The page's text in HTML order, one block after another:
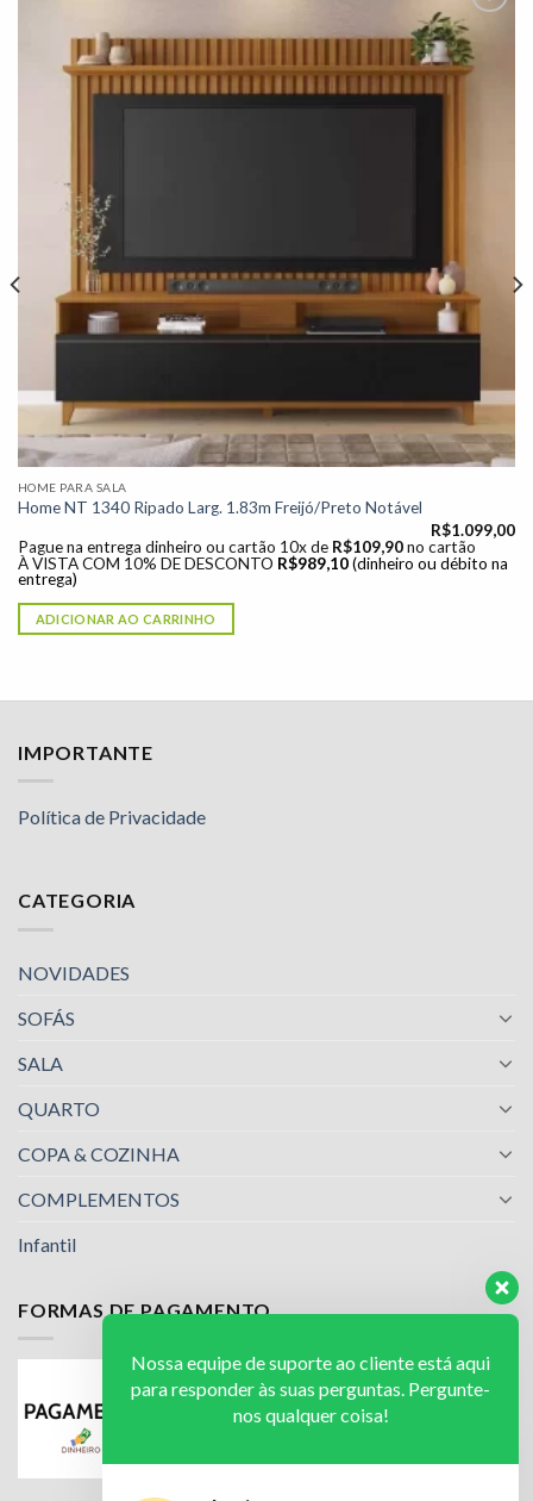
Adicionar
HOME PARA SALA
Home NT 1340 Ripado Larg. 1.83m Freijó/Preto Notável
R$1.099,00
Pague na entrega dinheiro ou cartão 10x de R$109,90 no cartão
À VISTA COM 10% DE DESCONTO R$989,10 (dinheiro ou débito na
entrega)
ADICIONAR AO CARRINHO
IMPORTANTE
Política de Privacidade
CATEGORIA
NOVIDADES
SOFÁS
SALA
QUARTO
COPA & COZINHA
COMPLEMENTOS
Infantil
FORMAS DE PAGAMENTO
Nossa equipe de suporte ao cliente está aqui
para responder às suas perguntas. Pergunte-
nos qualquer coisa!